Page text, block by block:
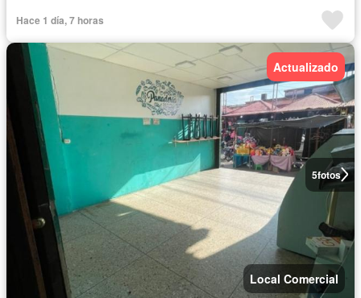
Hace 1 día, 7 horas
5fotos
Actualizado
Local Comercial